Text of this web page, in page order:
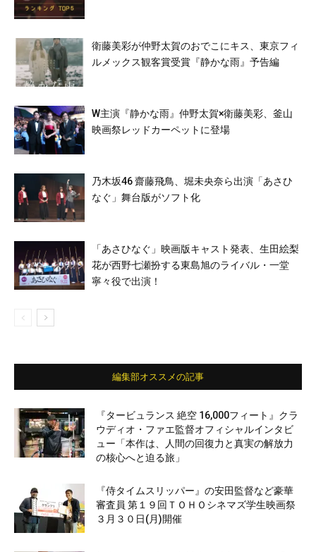
衛藤美彩が仲野太賀のおでこにキス、東京フィ
ルメックス観客賞受賞『静かな雨』予告編
W主演『静かな雨』仲野太賀×衛藤美彩、釜山
映画祭レッドカーペットに登場
乃木坂46 齋藤飛鳥、堀未央奈ら出演「あさひ
なぐ」舞台版がソフト化
「あさひなぐ」映画版キャスト発表、生田絵梨
花が西野七瀬扮する東島旭のライバル・一堂
寧々役で出演！
編集部オススメの記事
『タービュランス 絶空 16,000フィート』クラ
ウディオ・ファエ監督オフィシャルインタビ
ュー「本作は、人間の回復力と真実の解放力
の核心へと迫る旅」
『侍タイムスリッパー』の安田監督など豪華
審査員 第１９回ＴＯＨＯシネマズ学生映画祭
３月３０日(月)開催